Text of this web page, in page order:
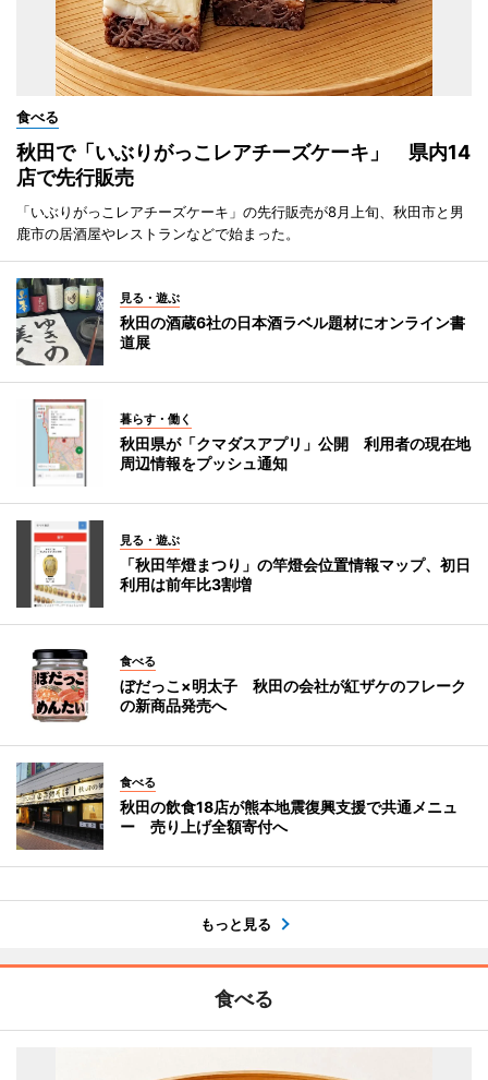
食べる
秋田で「いぶりがっこレアチーズケーキ」 県内14
店で先行販売
「いぶりがっこレアチーズケーキ」の先行販売が8月上旬、秋田市と男
鹿市の居酒屋やレストランなどで始まった。
見る・遊ぶ
秋田の酒蔵6社の日本酒ラベル題材にオンライン書
道展
暮らす・働く
秋田県が「クマダスアプリ」公開 利用者の現在地
周辺情報をプッシュ通知
見る・遊ぶ
「秋田竿燈まつり」の竿燈会位置情報マップ、初日
利用は前年比3割増
食べる
ぼだっこ×明太子 秋田の会社が紅ザケのフレーク
の新商品発売へ
食べる
秋田の飲食18店が熊本地震復興支援で共通メニュ
ー 売り上げ全額寄付へ
もっと見る
食べる